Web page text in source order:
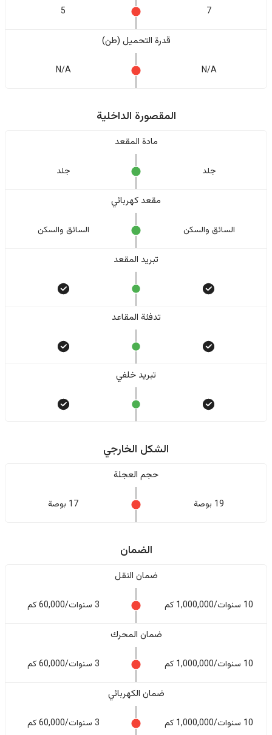
7
5
قدرة التحميل (طن)
N/A
N/A
المقصورة الداخلية
مادة المقعد
جلد جلد
مقعد كهربائي
السائق والسکن السائق والسکن
تبريد المقعد
تدفئة المقاعد
تبريد خلفي
الشكل الخارجي
حجم العجلة
19 بوصة 17 بوصة
الضمان
ضمان النقل
10 سنوات/1,000,000 كم 3 سنوات/60,000 كم
ضمان المحرك
10 سنوات/1,000,000 كم 3 سنوات/60,000 كم
ضمان الكهربائي
10 سنوات/1,000,000 كم 3 سنوات/60,000 كم